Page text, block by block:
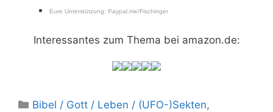
Eure Unterstützung: Paypal.me/Fischinger
Interessantes zum Thema bei amazon.de:
Kategorien
Bibel / Gott / Leben / (UFO-)Sekten,